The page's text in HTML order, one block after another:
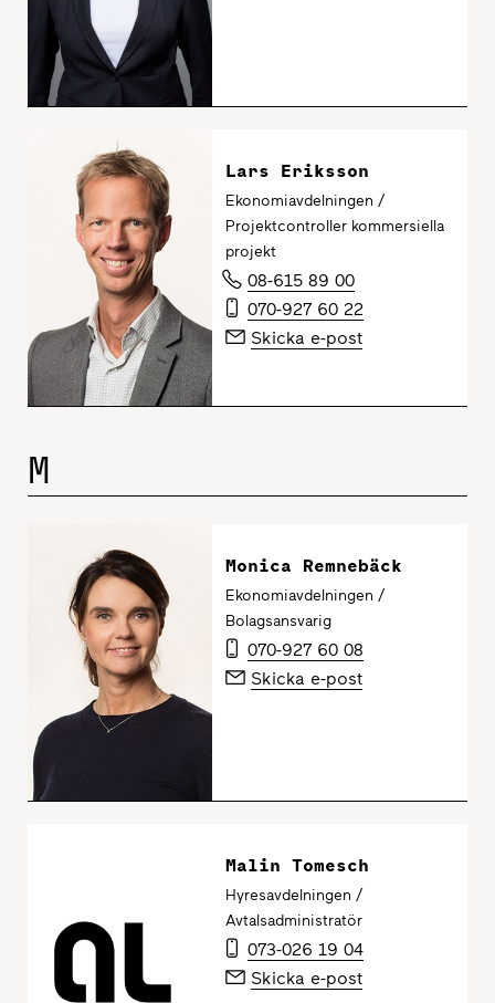
Lars Eriksson
Ekonomiavdelningen /
Projektcontroller kommersiella
projekt
08-615 89 00
070-927 60 22
Skicka e-post
M
Monica Remnebäck
Ekonomiavdelningen /
Bolagsansvarig
070-927 60 08
Skicka e-post
Malin Tomesch
Hyresavdelningen /
Avtalsadministratör
073-026 19 04
Skicka e-post